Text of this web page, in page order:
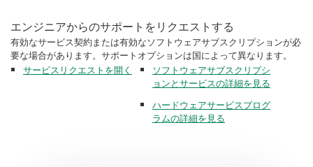
エンジニアからのサポートをリクエストする
有効なサービス契約または有効なソフトウェアサブスクリプションが必
要な場合があります。サポートオプションは国によって異なります。
サービスリクエストを開く
ソフトウェアサブスクリプシ
ョンとサービスの詳細を見る
ハードウェアサービスプログ
ラムの詳細を見る